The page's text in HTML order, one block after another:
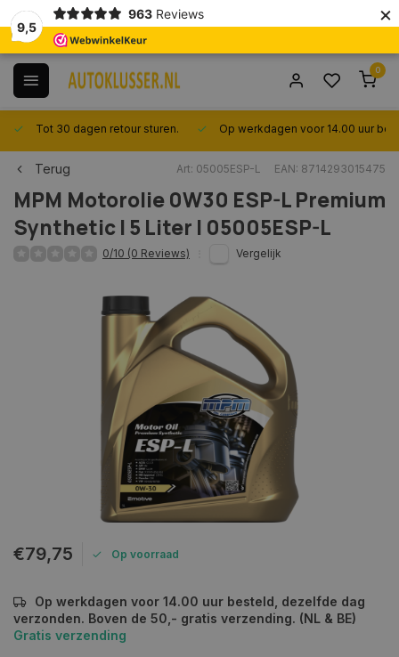
9,5
963 Reviews ×
0
Tot 30 dagen retour sturen. Op werkdagen voor 14.00 uur
Terug Art: 05005ESP-L EAN: 8714293015475
MPM Motorolie 0W30 ESP-L Premium
Synthetic | 5 Liter | 05005ESP-L
0/10 (0 Reviews) Vergelijk
€79,75 Op voorraad
Op werkdagen voor 14.00 uur besteld, dezelfde dag
verzonden. Boven de 50,- gratis verzending. (NL & BE)
Gratis verzending